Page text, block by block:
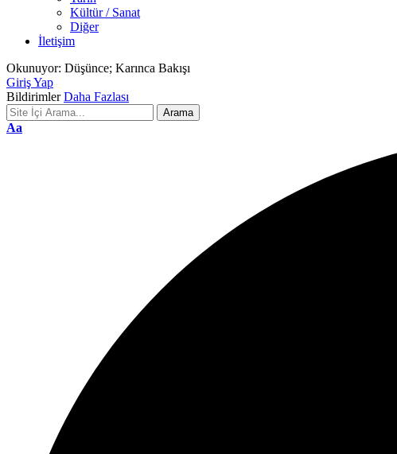
Kültür / Sanat
Diğer
İletişim
Okunuyor: Düşünce; Karınca Bakışı
Giriş Yap
Bildirimler Daha Fazlası
Font
Aa